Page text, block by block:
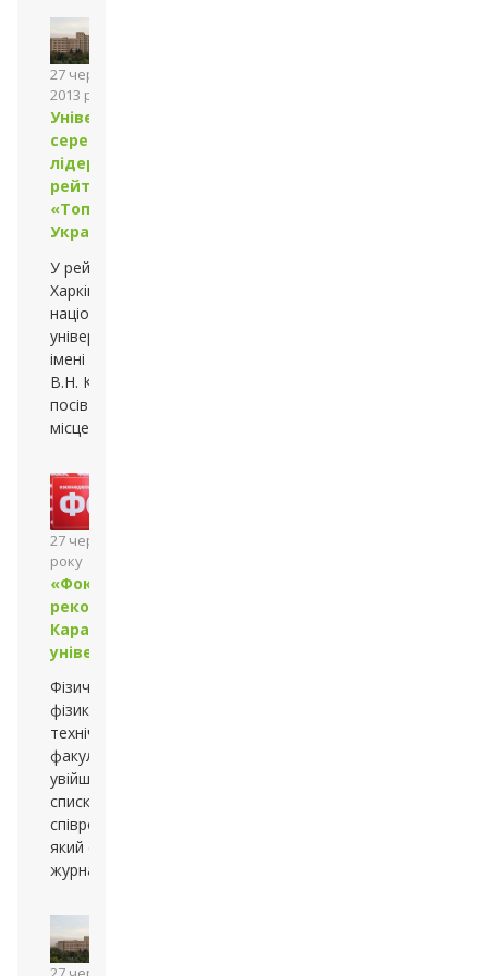
27 червня
2013 року
Університет
серед
лідерів
рейтингу
«Топ 200
Україна»
У рейтингу
Харківський
національний
університет
імені
В.Н. Каразіна
посів третє
місце
27 червня 2013
року
«Фокус»
рекомендує
Каразінський
університет
Фізичний та
фізико-
технічний
факультети
увійшли до
списку програм
співробітництва,
який сформував
журнал «Фокус»